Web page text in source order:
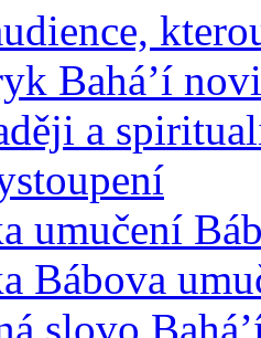
Bahá’í
a
umučení
Bábova